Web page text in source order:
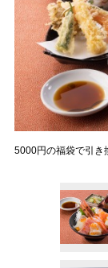
5000円の福袋で引き